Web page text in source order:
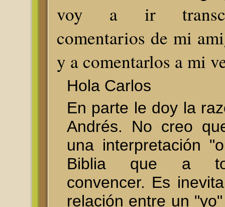
voy a ir
comentarios de mi
y a comentarlos a mi
Hola Carlos
En parte le doy la
Andrés. No creo
una interpretación
Biblia que a
convencer. Es
relación entre un